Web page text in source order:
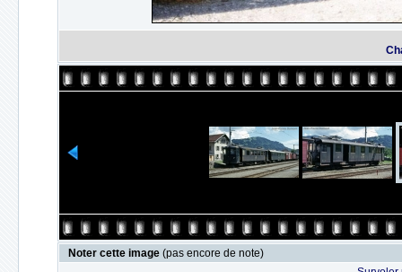
Noter cette image (pas encore de note)